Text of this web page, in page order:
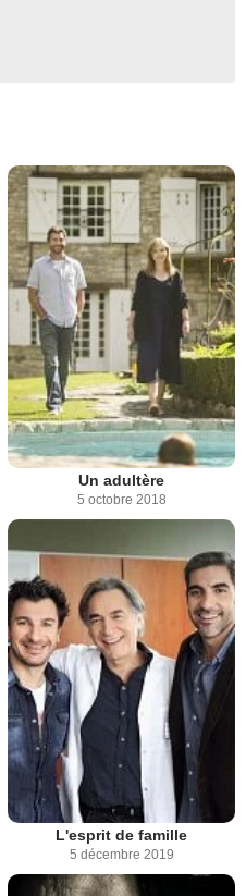
Un adultère
5 octobre 2018
L'esprit de famille
5 décembre 2019